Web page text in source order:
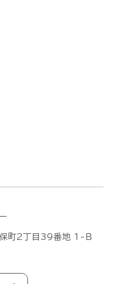
町2丁目39番地 1-Ｂ